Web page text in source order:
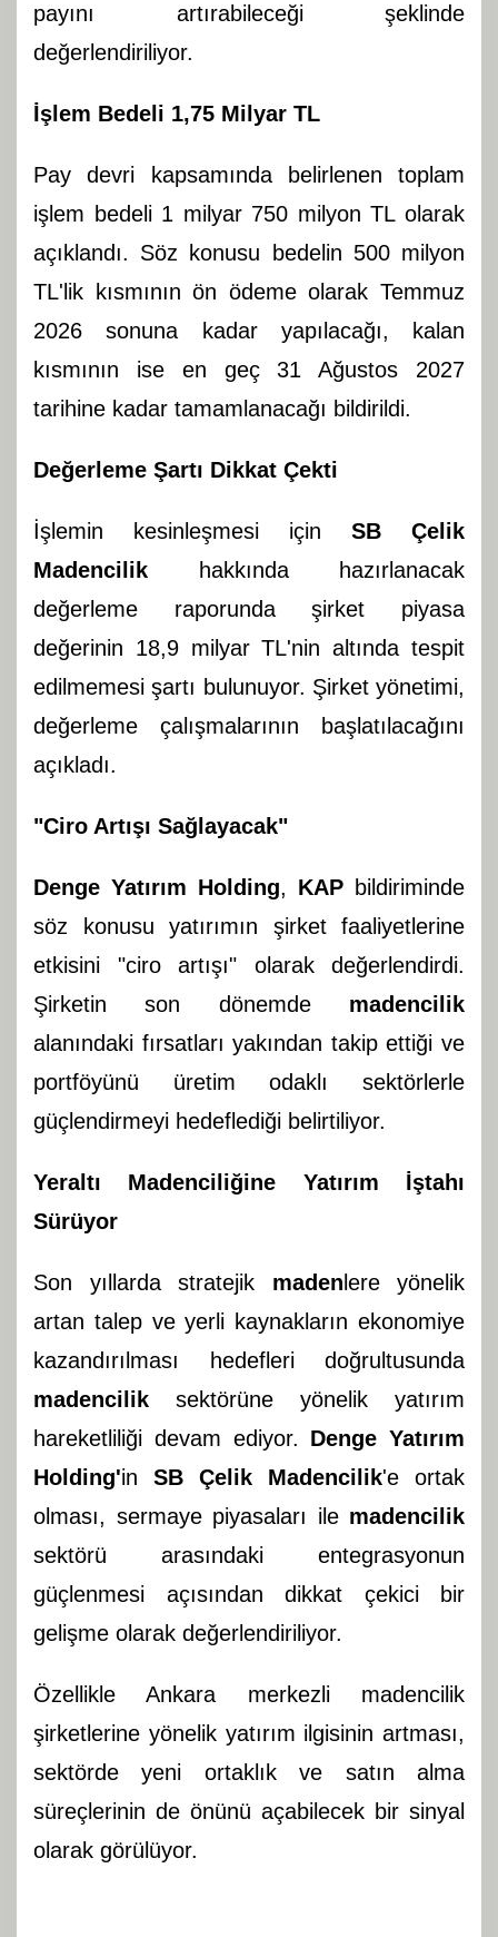
payını artırabileceği şeklinde
değerlendiriliyor.
İşlem Bedeli 1,75 Milyar TL
Pay devri kapsamında belirlenen toplam
işlem bedeli 1 milyar 750 milyon TL olarak
açıklandı. Söz konusu bedelin 500 milyon
TL'lik kısmının ön ödeme olarak Temmuz
2026 sonuna kadar yapılacağı, kalan
kısmının ise en geç 31 Ağustos 2027
tarihine kadar tamamlanacağı bildirildi.
Değerleme Şartı Dikkat Çekti
İşlemin kesinleşmesi için SB Çelik
Madencilik hakkında hazırlanacak
değerleme raporunda şirket piyasa
değerinin 18,9 milyar TL'nin altında tespit
edilmemesi şartı bulunuyor. Şirket yönetimi,
değerleme çalışmalarının başlatılacağını
açıkladı.
"Ciro Artışı Sağlayacak"
Denge Yatırım Holding, KAP bildiriminde
söz konusu yatırımın şirket faaliyetlerine
etkisini "ciro artışı" olarak değerlendirdi.
Şirketin son dönemde madencilik
alanındaki fırsatları yakından takip ettiği ve
portföyünü üretim odaklı sektörlerle
güçlendirmeyi hedeflediği belirtiliyor.
Yeraltı Madenciliğine Yatırım İştahı
Sürüyor
Son yıllarda stratejik maden lere yönelik
artan talep ve yerli kaynakların ekonomiye
kazandırılması hedefleri doğrultusunda
madencilik sektörüne yönelik yatırım
hareketliliği devam ediyor. Denge Yatırım
Holding'in SB Çelik Madencilik'e ortak
olması, sermaye piyasaları ile madencilik
sektörü arasındaki entegrasyonun
güçlenmesi açısından dikkat çekici bir
gelişme olarak değerlendiriliyor.
Özellikle Ankara merkezli madencilik
şirketlerine yönelik yatırım ilgisinin artması,
sektörde yeni ortaklık ve satın alma
süreçlerinin de önünü açabilecek bir sinyal
olarak görülüyor.